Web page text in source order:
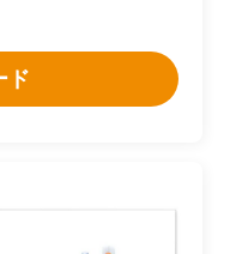
ド